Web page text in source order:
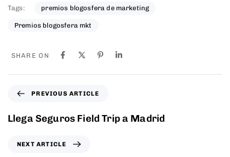
Tags: premios blogosfera de marketing
Premios blogosfera mkt
SHARE ON
PREVIOUS ARTICLE
Llega Seguros Field Trip a Madrid
NEXT ARTICLE